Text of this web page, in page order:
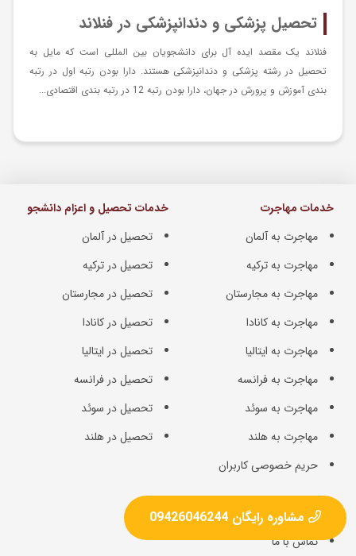
تحصیل پزشکی و دندانپزشکی در فنلاند
فنلاند یک مقصد ایده آل برای دانشجویان بین المللی است که مایل به
تحصیل در رشته پزشکی و دندانپزشکی هستند. دارا بودن رتبه اول در رتبه
بندی آموزش و پرورش در جهان، دارا بودن رتبه 12 در رتبه بندی اقتصادی...
خدمات مهاجرت
مهاجرت به آلمان
مهاجرت به ترکیه
مهاجرت به مجارستان
مهاجرت به کانادا
مهاجرت به ایتالیا
مهاجرت به فرانسه
مهاجرت به سوئد
مهاجرت به هلند
حریم خصوصی کاربران
خدمات تحصیل و اعزام دانشجو
تحصیل در آلمان
تحصیل در ترکیه
تحصیل در مجارستان
تحصیل در کانادا
تحصیل در ایتالیا
تحصیل در فرانسه
تحصیل در سوئد
تحصیل در هلند
اطلاعات موسسه
تماس با ما
مشاوره رایگان 09426046244